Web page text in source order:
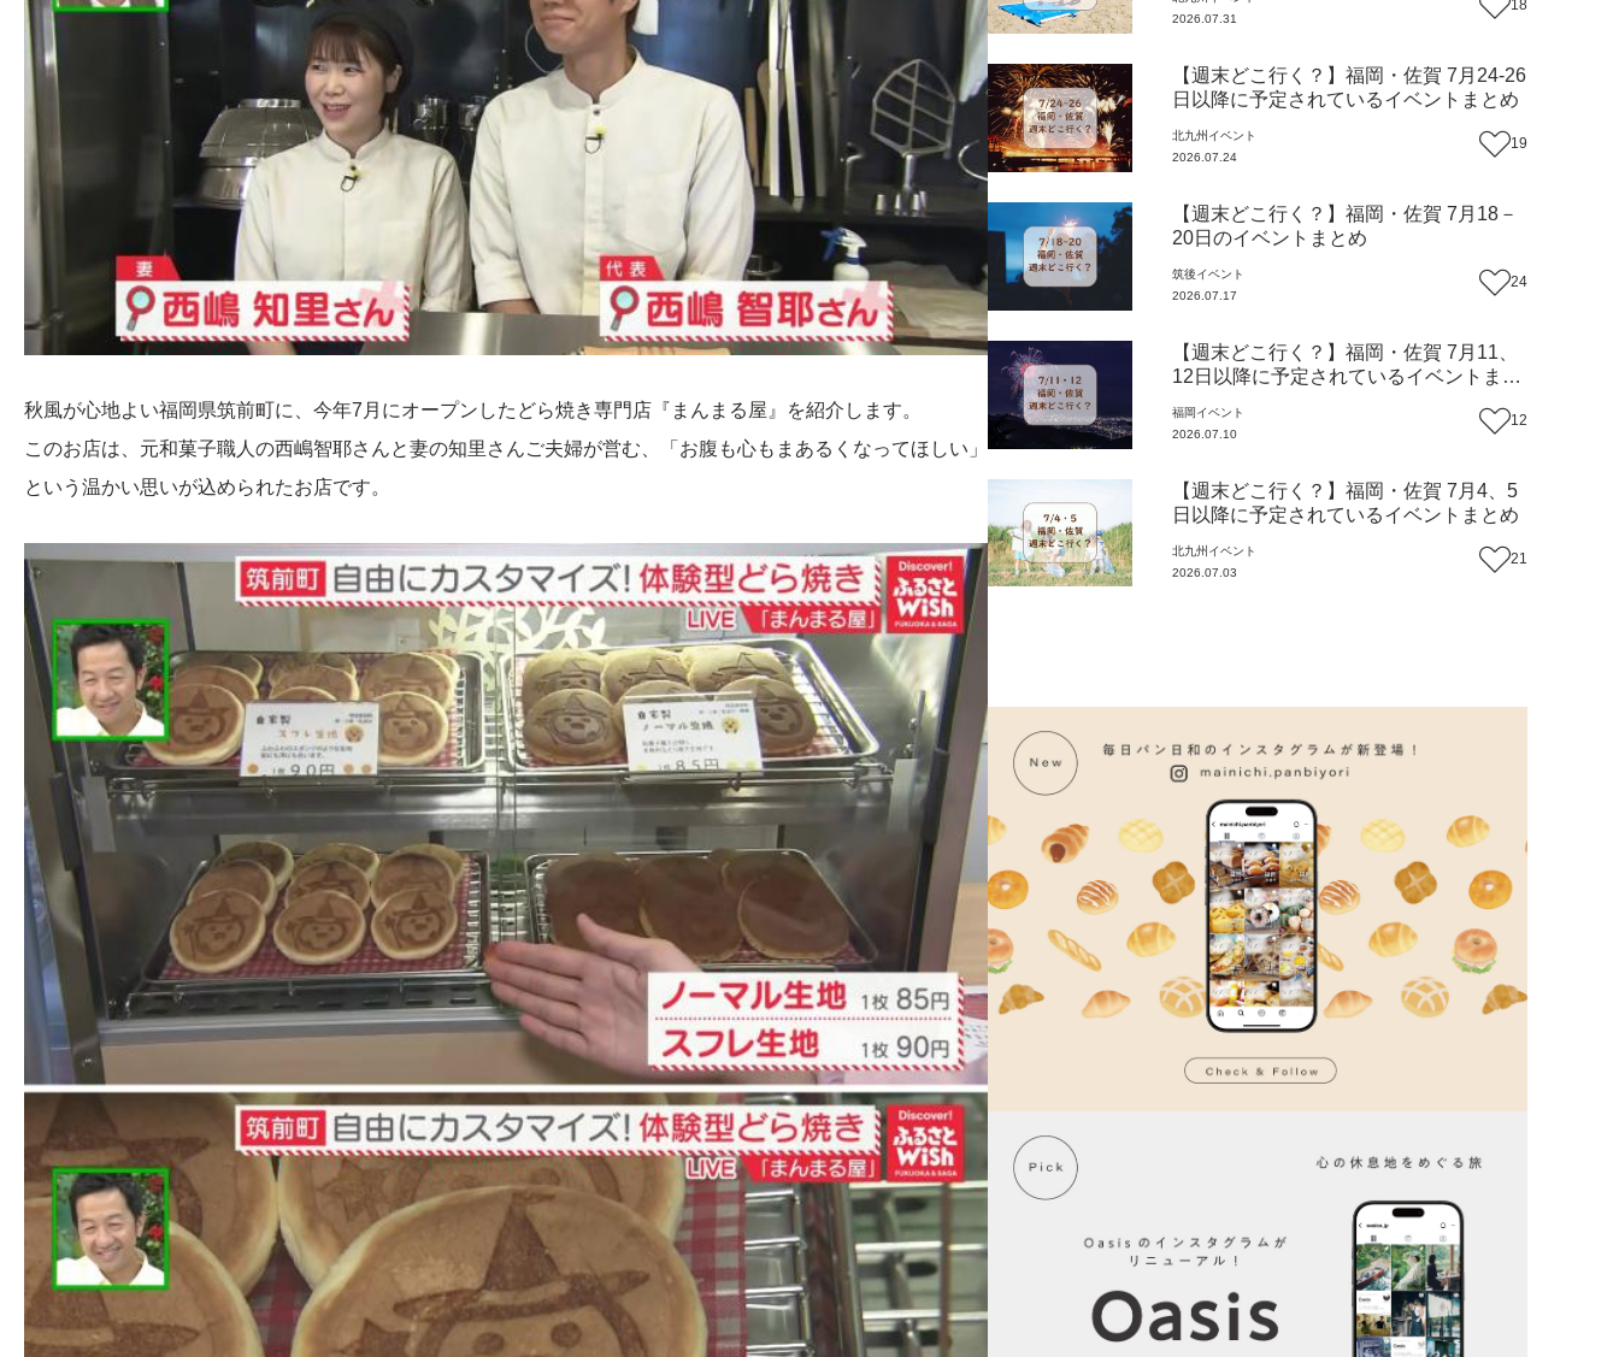
秋風が心地よい福岡県筑前町に、今年7月にオープンしたどら焼き専門店『まんまる屋』を紹介します。
このお店は、元和菓子職人の西嶋智耶さんと妻の知里さんご夫婦が営む、「お腹も心もまあるくなってほしい」
という温かい思いが込められたお店です。
2026.07.31
18
【週末どこ行く？】福岡・佐賀 7月24-26
日以降に予定されているイベントまとめ
北九州 イベント
2026.07.24
19
【週末どこ行く？】福岡・佐賀 7月18－
20日のイベントまとめ
筑後イベント
2026.07.17
24
【週末どこ行く？】福岡・佐賀 7月11、
12日以降に予定されているイベントまと
福岡 イベント
2026.07.10
12
【週末どこ行く？】福岡・佐賀 7月4、5
日以降に予定されているイベントまとめ
北九州 イベント
2026.07.03
21